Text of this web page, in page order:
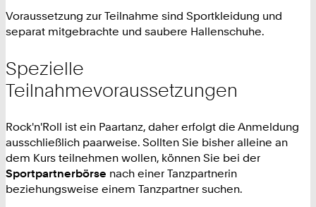
Voraussetzung zur Teilnahme sind Sportkleidung und
separat mitgebrachte und saubere Hallenschuhe.
Spezielle
Teilnahmevoraussetzungen
Rock'n'Roll ist ein Paartanz, daher erfolgt die Anmeldung
ausschließlich paarweise. Sollten Sie bisher alleine an
dem Kurs teilnehmen wollen, können Sie bei der
Sportpartnerbörse nach einer Tanzpartnerin
beziehungsweise einem Tanzpartner suchen.